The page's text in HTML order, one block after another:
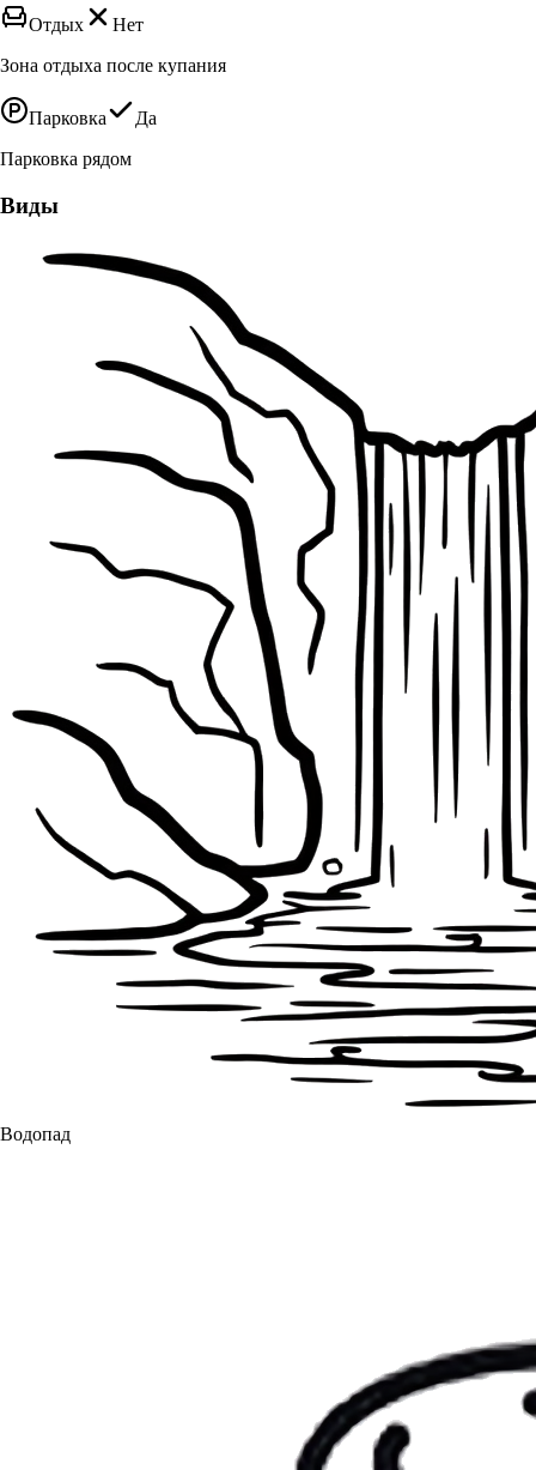
Отдых
Нет
Зона отдыха после купания
Парковка
Да
Парковка рядом
Виды
Водопад